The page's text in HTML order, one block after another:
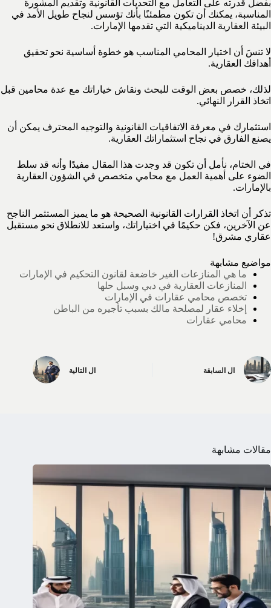
بفضل قدرته على التعامل مع التحديات القانونية وتقديم المشورة
المناسبة، يمكنك أن تكون مطمئنًا بأنك تؤسس لنجاح طويل الأمد في
البيئة العقارية الديناميكية التي تقدمها الإمارات.
لا تنسَ أن اختيار المحامي المناسب هو خطوة أساسية نحو تحقيق
أهدافك العقارية.
لذلك، خصص بعض الوقت للبحث ونقاش خياراتك مع عدة محامين قبل
اتخاذ القرار النهائي.
استثمارك في معرفة الاتفاقيات القانونية والتوجيه المحترف يمكن أن
يصنع الفارق في نجاح استثماراتك العقارية.
في الختام، نأمل أن تكون قد وجدت هذا المقال مفيدًا وأنه قد سلط
الضوء على أهمية العمل مع محامي متخصص في الشؤون العقارية
بالإمارات.
تذكر أن اتخاذ القرارات القانونية الصحيحة هو ما يميز المستثمر الناجح
عن الآخرين، فكن حكيمًا في اختياراتك، واستعد للانطلاق نحو مستقبل
عقاري مشرق!
مواضيع مشابهة
ما هي المنازعات الغير خاضعة لقانون التحكيم في الإمارات
المنازعات العقارية في دبي وسبل حلها
تخصص محامي عقارات في الإمارات
إخلاء عقار لمصلحة مالك بسبب تأجيره من الباطن
محامي عقارات
ال السابقة ال التالية
مقالات مشابهة